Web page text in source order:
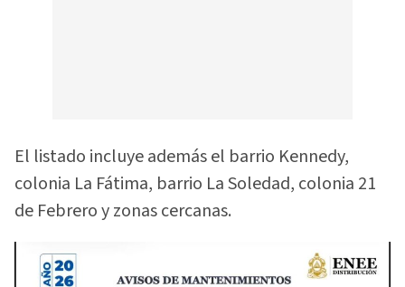
El listado incluye además el barrio Kennedy,
colonia La Fátima, barrio La Soledad, colonia 21
de Febrero y zonas cercanas.